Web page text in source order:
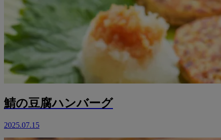
鯖の豆腐ハンバーグ
2025.07.15